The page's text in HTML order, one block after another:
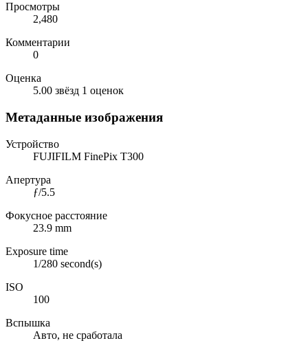
Просмотры
2,480
Комментарии
0
Оценка
5.00 звёзд 1 оценок
Метаданные изображения
Устройство
FUJIFILM FinePix T300
Апертура
ƒ/5.5
Фокусное расстояние
23.9 mm
Exposure time
1/280 second(s)
ISO
100
Вспышка
Авто, не сработала